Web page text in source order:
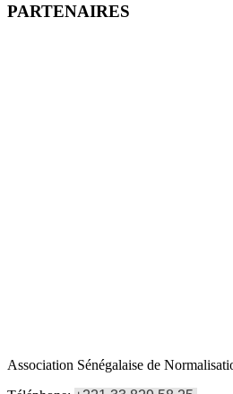
PARTENAIRES
Association Sénégalaise de